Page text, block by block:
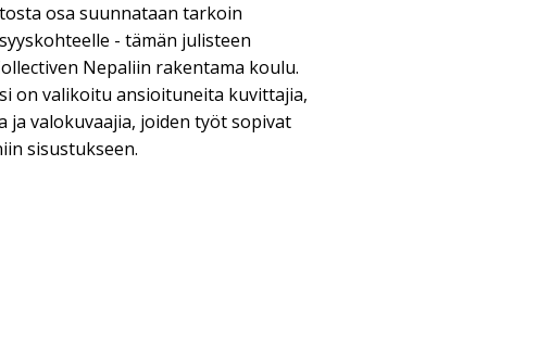
osa suunnataan tarkoin
- tämän julisteen
Nepaliin rakentama koulu.
on valikoitu ansioituneita kuvittajia,
ja valokuvaajia, joiden työt sopivat
sisustukseen.